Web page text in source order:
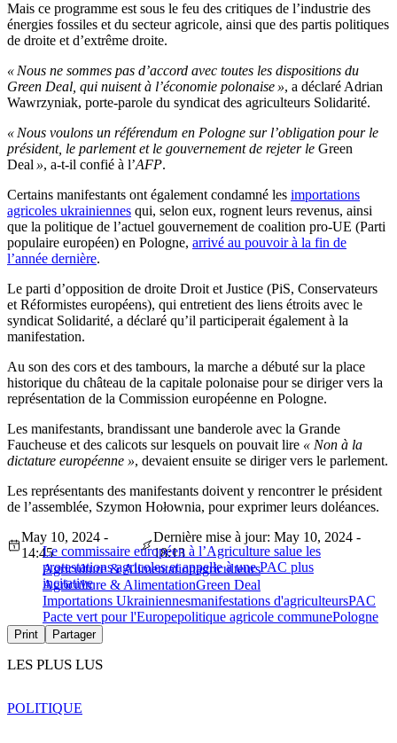
Mais ce programme est sous le feu des critiques de l’industrie des
énergies fossiles et du secteur agricole, ainsi que des partis politiques
de droite et d’extrême droite.
« Nous ne sommes pas d’accord avec toutes les dispositions du
Green Deal, qui nuisent à l’économie polonaise », a déclaré Adrian
Wawrzyniak, porte-parole du syndicat des agriculteurs Solidarité.
« Nous voulons un référendum en Pologne sur l’obligation pour le
président, le parlement et le gouvernement de rejeter le Green
Deal », a-t-il confié à l’AFP.
Certains manifestants ont également condamné les importations
agricoles ukrainiennes qui, selon eux, rognent leurs revenus, ainsi
que la politique de l’actuel gouvernement de coalition pro-UE (Parti
populaire européen) en Pologne, arrivé au pouvoir à la fin de
l’année dernière.
Le parti d’opposition de droite Droit et Justice (PiS, Conservateurs
et Réformistes européens), qui entretient des liens étroits avec le
syndicat Solidarité, a déclaré qu’il participerait également à la
manifestation.
Au son des cors et des tambours, la marche a débuté sur la place
historique du château de la capitale polonaise pour se diriger vers la
représentation de la Commission européenne en Pologne.
Les manifestants, brandissant une banderole avec la Grande
Faucheuse et des calicots sur lesquels on pouvait lire « Non à la
dictature européenne », devaient ensuite se diriger vers le parlement.
Les représentants des manifestants doivent y rencontrer le président
de l’assemblée, Szymon Hołownia, pour exprimer leurs doléances.
Le commissaire européen à l’Agriculture salue les
protestations agricoles et appelle à une PAC plus
incitative
May 10, 2024 -
14:45
Dernière mise à jour: May 10, 2024 -
18:13
Agriculture & Alimentationagriculteurs
Agriculture & AlimentationGreen Deal
Importations Ukrainiennesmanifestations d'agriculteursPAC
Pacte vert pour l'Europepolitique agricole communePologne
Print Partager
LES PLUS LUS
POLITIQUE